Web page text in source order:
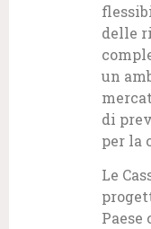
delle
un
di
per la
Le